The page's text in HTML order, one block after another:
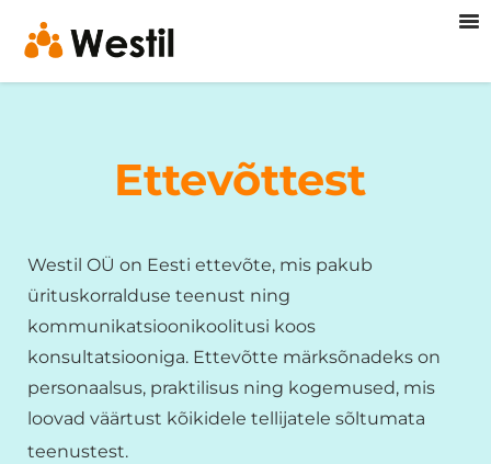
Ettevõttest
Westil OÜ on Eesti ettevõte, mis pakub
ürituskorralduse teenust ning
kommunikatsioonikoolitusi koos
konsultatsiooniga. Ettevõtte märksõnadeks on
personaalsus, praktilisus ning kogemused, mis
loovad väärtust kõikidele tellijatele sõltumata
teenustest.